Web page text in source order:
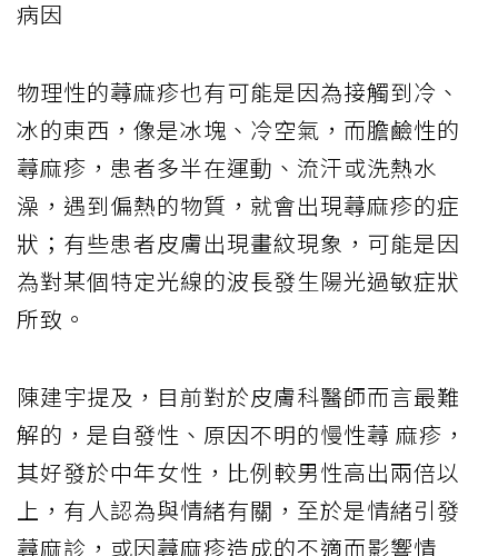
病因
物理性的蕁麻疹也有可能是因為接觸到冷、
冰的東西，像是冰塊、冷空氣，而膽鹼性的
蕁麻疹，患者多半在運動、流汗或洗熱水
澡，遇到偏熱的物質，就會出現蕁麻疹的症
狀；有些患者皮膚出現畫紋現象，可能是因
為對某個特定光線的波長發生陽光過敏症狀
所致。
陳建宇提及，目前對於皮膚科醫師而言最難
解的，是自發性、原因不明的慢性蕁 麻疹，
其好發於中年女性，比例較男性高出兩倍以
上，有人認為與情緒有關，至於是情緒引發
蕁麻診，或因蕁麻疹造成的不適而影響情